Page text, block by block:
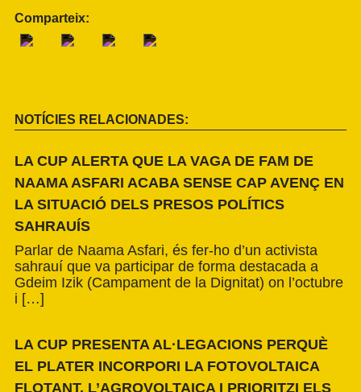
Comparteix:
NOTÍCIES RELACIONADES:
LA CUP ALERTA QUE LA VAGA DE FAM DE
NAAMA ASFARI ACABA SENSE CAP AVENÇ EN
LA SITUACIÓ DELS PRESOS POLÍTICS
SAHRAUÍS
Parlar de Naama Asfari, és fer-ho d’un activista
sahrauí que va participar de forma destacada a
Gdeim Izik (Campament de la Dignitat) on l’octubre
i […]
LA CUP PRESENTA AL·LEGACIONS PERQUÈ
EL PLATER INCORPORI LA FOTOVOLTAICA
FLOTANT, L’AGROVOLTAICA I PRIORITZI ELS